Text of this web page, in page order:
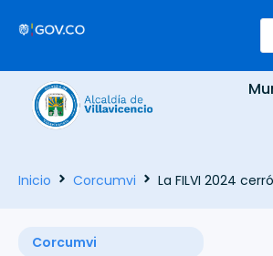
Inicio Corcumvi La FILVI 2024
Corcumvi